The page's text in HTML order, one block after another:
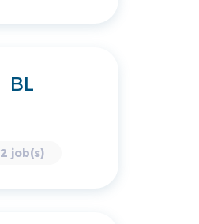
BL
2 job(s)